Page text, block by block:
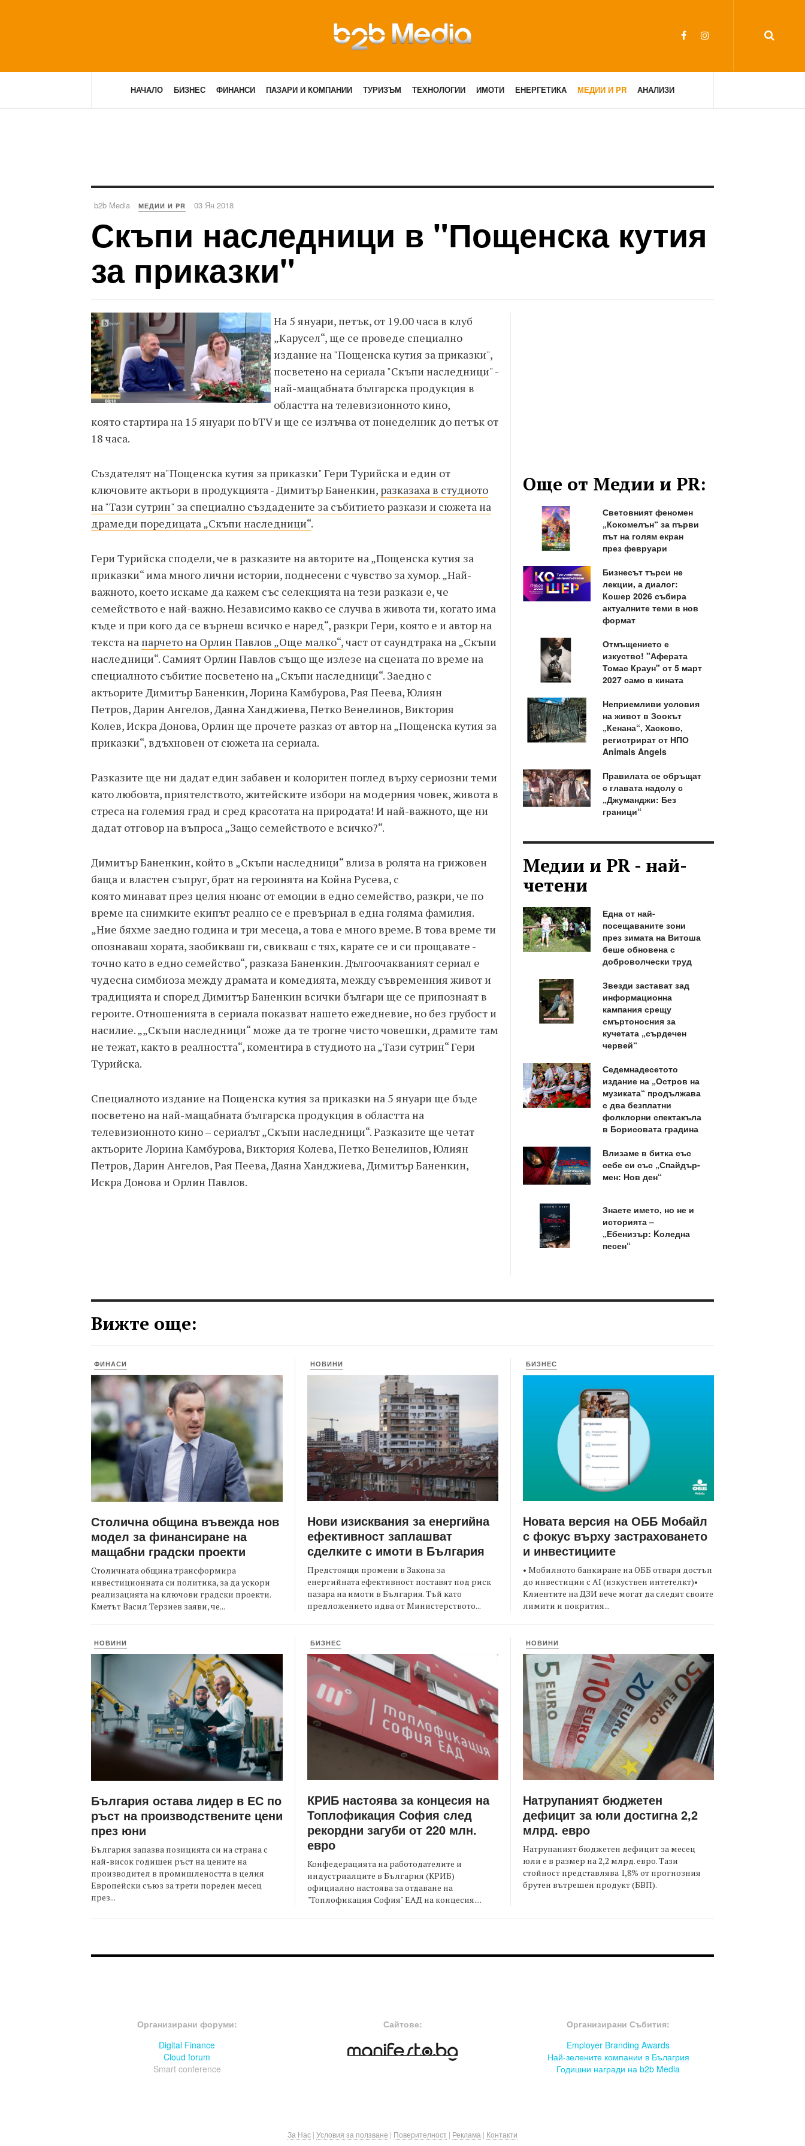
НАЧАЛО БИЗНЕС ФИНАНСИ ПАЗАРИ И КОМПАНИИ ТУРИЗЪМ ТЕХНОЛОГИИ ИМОТИ ЕНЕРГЕТИКА МЕДИИ И PR АНАЛИЗИ
b2b Media МЕДИИ И PR 03 Ян 2018
Скъпи наследници в "Пощенска кутия
за приказки"
На 5 януари, петък, от 19.00 часа в клуб
„Карусел“, ще се проведе специално
издание на "Пощенска кутия за приказки",
посветено на сериала "Скъпи наследници" -
най-мащабната българска продукция в
областта на телевизионното кино,
която стартира на 15 януари по bTV и ще се излъчва от понеделник до петък от
18 часа.
Създателят на"Пощенска кутия за приказки" Гери Турийска и един от
ключовите актьори в продукцията - Димитър Баненкин, разказаха в студиото
на "Тази сутрин" за специално създадените за събитието разкази и сюжета на
драмеди поредицата „Скъпи наследници“.
Гери Турийска сподели, че в разказите на авторите на „Пощенска кутия за
приказки“ има много лични истории, поднесени с чувство за хумор. „Най-
важното, което искаме да кажем със селекцията на тези разкази е, че
семейството е най-важно. Независимо какво се случва в живота ти, когато има
къде и при кого да се върнеш всичко е наред“, разкри Гери, която е и автор на
текста на парчето на Орлин Павлов „Още малко“, част от саундтрака на „Скъпи
наследници“. Самият Орлин Павлов също ще излезе на сцената по време на
специалното събитие посветено на „Скъпи наследници“. Заедно с
актьорите Димитър Баненкин, Лорина Камбурова, Рая Пеева, Юлиян
Петров, Дарин Ангелов, Даяна Ханджиева, Петко Венелинов, Виктория
Колев, Искра Донова, Орлин ще прочете разказ от автор на „Пощенска кутия за
приказки“, вдъхновен от сюжета на сериала.
Разказите ще ни дадат един забавен и колоритен поглед върху сериозни теми
като любовта, приятелството, житейските избори на модерния човек, живота в
стреса на големия град и сред красотата на природата! И най-важното, ще ни
дадат отговор на въпроса „Защо семейството е всичко?“.
Димитър Баненкин, който в „Скъпи наследници“ влиза в ролята на грижовен
баща и властен съпруг, брат на героинята на Койна Русева, с
която минават през целия нюанс от емоции в едно семейство, разкри, че по
време на снимките екипът реално се е превърнал в една голяма фамилия.
„Ние бяхме заедно година и три месеца, а това е много време. В това време ти
опознаваш хората, заобикваш ги, свикваш с тях, карате се и си прощавате -
точно като в едно семейство“, разказа Баненкин. Дългоочакваният сериал е
чудесна симбиоза между драмата и комедията, между съвременния живот и
традицията и според Димитър Баненкин всички българи ще се припознаят в
героите. Отношенията в сериала показват нашето ежедневие, но без грубост и
насилие. „„Скъпи наследници“ може да те трогне чисто човешки, драмите там
не тежат, както в реалността“, коментира в студиото на „Тази сутрин“ Гери
Турийска.
Специалното издание на Пощенска кутия за приказки на 5 януари ще бъде
посветено на най-мащабната българска продукция в областта на
телевизионното кино – сериалът „Скъпи наследници“. Разказите ще четат
актьорите Лорина Камбурова, Виктория Колева, Петко Венелинов, Юлиян
Петров, Дарин Ангелов, Рая Пеева, Даяна Ханджиева, Димитър Баненкин,
Искра Донова и Орлин Павлов.
Още от Медии и PR:
Световният феномен
„Кокомелън“ за първи
път на голям екран
през февруари
Бизнесът търси не
лекции, а диалог:
Кошер 2026 събира
актуалните теми в нов
формат
Отмъщението е
изкуство! "Аферата
Томас Краун" от 5 март
2027 само в кината
Неприемливи условия
на живот в Зоокът
„Кенана“, Хасково,
регистрират от НПО
Animals Angels
Правилата се обръщат
с главата надолу с
„Джуманджи: Без
граници“
Медии и PR - най-
четени
Една от най-
посещаваните зони
през зимата на Витоша
беше обновена с
доброволчески труд
Звезди застават зад
информационна
кампания срещу
смъртоносния за
кучетата „сърдечен
червей“
Седемнадесетото
издание на „Остров на
музиката“ продължава
с два безплатни
фолклорни спектакъла
в Борисовата градина
Влизаме в битка със
себе си със „Спайдър-
мен: Нов ден“
Знаете името, но не и
историята –
„Ебенизър: Kоледна
песен“
Вижте още:
ФИНАСИ
Столична община въвежда нов
модел за финансиране на
мащабни градски проекти
Столичната община трансформира
инвестиционната си политика, за да ускори
реализацията на ключови градски проекти.
Кметът Васил Терзиев заяви, че...
НОВИНИ
Нови изисквания за енергийна
ефективност заплашват
сделките с имоти в България
Предстоящи промени в Закона за
енергийната ефективност поставят под риск
пазара на имоти в България. Тъй като
предложението идва от Министерството...
БИЗНЕС
Новата версия на ОББ Мобайл
с фокус върху застраховането
и инвестициите
• Мобилното банкиране на ОББ отваря достъп
до инвестиции с AI (изкуствен интетелкт)•
Клиентите на ДЗИ вече могат да следят своите
лимити и покрития...
НОВИНИ
България остава лидер в ЕС по
ръст на производствените цени
през юни
България запазва позицията си на страна с
най-висок годишен ръст на цените на
производител в промишлеността в целия
Европейски съюз за трети пореден месец
през...
БИЗНЕС
КРИБ настоява за концесия на
Топлофикация София след
рекордни загуби от 220 млн.
евро
Конфедерацията на работодателите и
индустриалците в България (КРИБ)
официално настоява за отдаване на
"Топлофикация София" ЕАД на концесия....
НОВИНИ
Натрупаният бюджетен
дефицит за юли достигна 2,2
млрд. евро
Натрупаният бюджетен дефицит за месец
юли е в размер на 2,2 млрд. евро. Тази
стойност представлява 1,8% от прогнозния
брутен вътрешен продукт (БВП).
Организирани форуми:
Digital Finance
Cloud forum
Smart conference
Сайтове:
Организирани Събития:
Employer Branding Awards
Най-зелените компании в Бълагрия
Годишни награди на b2b Media
За Нас | Условия за ползване | Поверителност | Реклама | Контакти